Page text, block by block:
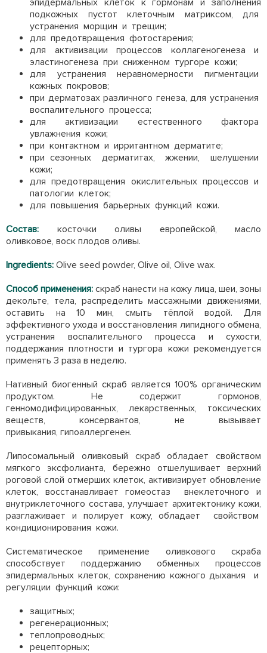
эпидермальных клеток к гормонам и заполнения
подкожных пустот клеточным матриксом, для
устранения морщин и трещин;
для предотвращения фотостарения;
для активизации процессов коллагеногенеза и
эластиногенеза при сниженном тургоре кожи;
для устранения неравномерности пигментации
кожных покровов;
при дерматозах различного генеза, для устранения
воспалительного процесса;
для активизации естественного фактора
увлажнения кожи;
при контактном и ирритантном дерматите;
при сезонных дерматитах, жжении, шелушении
кожи;
для предотвращения окислительных процессов и
патологии клеток;
для повышения барьерных функций кожи.
Состав:
косточки оливы европейской, масло
оливковое, воск плодов оливы.
Ingredients: Olive seed powder, Olive оil, Olive wax.
Способ применения: скраб нанести на кожу лица, шеи, зоны
декольте, тела, распределить массажными движениями,
оставить на 10 мин, смыть тёплой водой. Для
эффективного ухода и восстановления липидного обмена,
устранения воспалительного процесса и сухости,
поддержания плотности и тургора кожи рекомендуется
применять 3 раза в неделю.
Нативный биогенный скраб является 100% органическим
продуктом. Не содержит гормонов,
генномодифицированных, лекарственных, токсических
веществ, консервантов, не вызывает
привыкания, гипоаллергенен.
Липосомальный оливковый скраб обладает свойством
мягкого эксфолианта, бережно отшелушивает верхний
роговой слой отмерших клеток, активизирует обновление
клеток, восстанавливает гомеостаз внеклеточного и
внутриклеточного состава, улучшает архитектонику кожи,
разглаживает и полирует кожу, обладает свойством
кондиционирования кожи.
Систематическое применение оливкового скраба
способствует поддержанию обменных процессов
эпидермальных клеток, сохранению кожного дыхания и
регуляции функций кожи:
защитных;
регенерационных;
теплопроводных;
рецепторных;